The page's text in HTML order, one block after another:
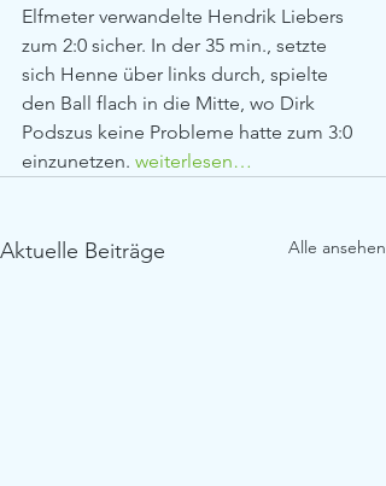
Elfmeter verwandelte Hendrik Liebers
zum 2:0 sicher. In der 35 min., setzte
sich Henne über links durch, spielte
den Ball flach in die Mitte, wo Dirk
Podszus keine Probleme hatte zum 3:0
einzunetzen. weiterlesen…
Aktuelle Beiträge Alle ansehen